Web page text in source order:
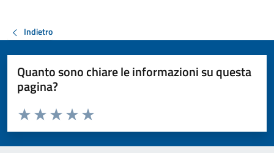
Indietro
Quanto sono chiare le informazioni su questa
pagina?
Valuta da 1 a 5 stelle la pagina
Valuta 5 stelle su 5
Valuta 4 stelle su 5
Valuta 3 stelle su 5
Valuta 2 stelle su 5
Valuta 1 stelle su 5